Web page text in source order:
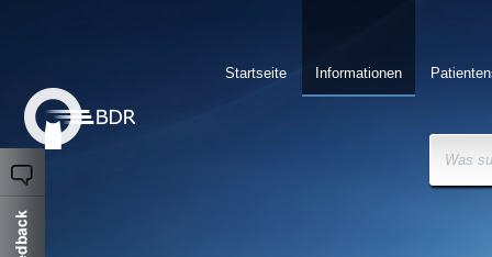
Informationen
Startseite
Was